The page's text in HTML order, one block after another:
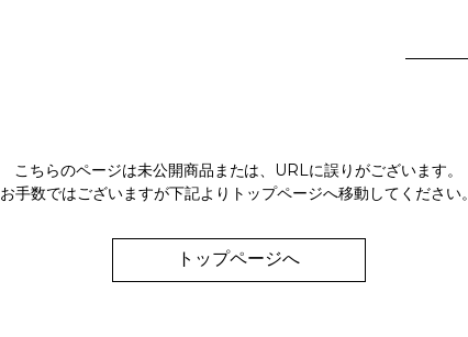
こちらのページは未公開商品または、URLに誤りがございます。
お手数ではございますが下記よりトップページへ移動してください。
トップページへ